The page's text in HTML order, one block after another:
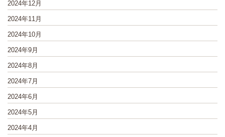
2024年12月
2024年11月
2024年10月
2024年9月
2024年8月
2024年7月
2024年6月
2024年5月
2024年4月